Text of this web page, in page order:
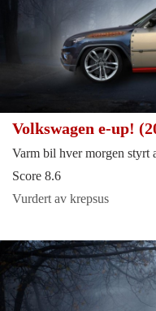
Volkswagen e-up!
Varm bil hver morgen styrt
Score 8.6
Vurdert av krepsus